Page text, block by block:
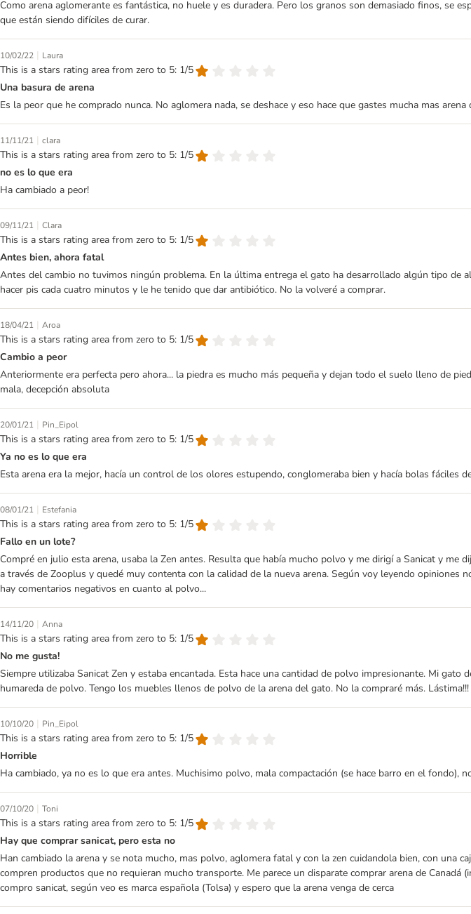
Como arena aglomerante es fantástica, no huele y es duradera. Pero los granos son demasiado finos, se
que están siendo difíciles de curar.
10/02/22 | Laura
This is a stars rating area from zero to 5: 1/5
Una basura de arena
Es la peor que he comprado nunca. No aglomera nada, se deshace y eso hace que gastes mucha mas
11/11/21 | clara
This is a stars rating area from zero to 5: 1/5
no es lo que era
Ha cambiado a peor!
09/11/21 | Clara
This is a stars rating area from zero to 5: 1/5
Antes bien, ahora fatal
Antes del cambio no tuvimos ningún problema. En la última entrega el gato ha desarrollado algún tipo de
hacer pis cada cuatro minutos y le he tenido que dar antibiótico. No la volveré a comprar.
18/04/21 | Aroa
This is a stars rating area from zero to 5: 1/5
Cambio a peor
Anteriormente era perfecta pero ahora... la piedra es mucho más pequeña y dejan todo el suelo lleno de
mala, decepción absoluta
20/01/21 | Pin_Eipol
This is a stars rating area from zero to 5: 1/5
Ya no es lo que era
Esta arena era la mejor, hacía un control de los olores estupendo, conglomeraba bien y hacía bolas fáciles
08/01/21 | Estefania
This is a stars rating area from zero to 5: 1/5
Fallo en un lote?
Compré en julio esta arena, usaba la Zen antes. Resulta que había mucho polvo y me dirigí a Sanicat y
a través de Zooplus y quedé muy contenta con la calidad de la nueva arena. Según voy leyendo
hay comentarios negativos en cuanto al polvo...
14/11/20 | Anna
This is a stars rating area from zero to 5: 1/5
No me gusta!
Siempre utilizaba Sanicat Zen y estaba encantada. Esta hace una cantidad de polvo impresionante. Mi
humareda de polvo. Tengo los muebles llenos de polvo de la arena del gato. No la compraré más.
10/10/20 | Pin_Eipol
This is a stars rating area from zero to 5: 1/5
Horrible
Ha cambiado, ya no es lo que era antes. Muchisimo polvo, mala compactación (se hace barro en el
07/10/20 | Toni
This is a stars rating area from zero to 5: 1/5
Hay que comprar sanicat, pero esta no
Han cambiado la arena y se nota mucho, mas polvo, aglomera fatal y con la zen cuidandola bien, con una
compren productos que no requieran mucho transporte. Me parece un disparate comprar arena de
compro sanicat, según veo es marca española (Tolsa) y espero que la arena venga de cerca